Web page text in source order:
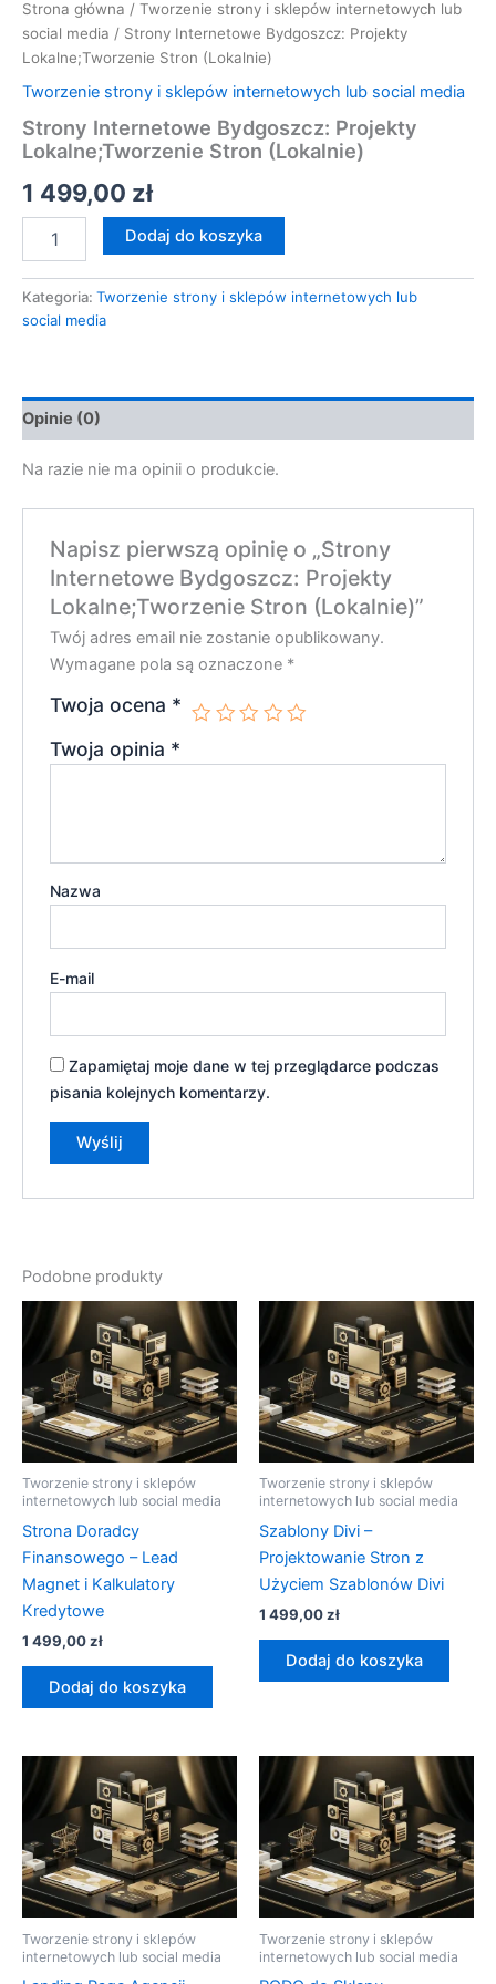
Strona główna / Tworzenie strony i sklepów internetowych lub
social media / Strony Internetowe Bydgoszcz: Projekty
Lokalne;Tworzenie Stron (Lokalnie)
Tworzenie strony i sklepów internetowych lub social media
Strony Internetowe Bydgoszcz: Projekty
Lokalne;Tworzenie Stron (Lokalnie)
1 499,00 zł
Dodaj do koszyka
Kategoria: Tworzenie strony i sklepów internetowych lub
social media
Opinie (0)
Na razie nie ma opinii o produkcie.
Napisz pierwszą opinię o „Strony
Internetowe Bydgoszcz: Projekty
Lokalne;Tworzenie Stron (Lokalnie)”
Twój adres email nie zostanie opublikowany.
Wymagane pola są oznaczone *
Twoja ocena *
Twoja opinia *
Nazwa
E-mail
Zapamiętaj moje dane w tej przeglądarce podczas
pisania kolejnych komentarzy.
Podobne produkty
Tworzenie strony i sklepów
internetowych lub social media
Strona Doradcy
Finansowego – Lead
Magnet i Kalkulatory
Kredytowe
1 499,00zł
Dodaj do koszyka
Tworzenie strony i sklepów
internetowych lub social media
Szablony Divi –
Projektowanie Stron z
Użyciem Szablonów Divi
1 499,00zł
Dodaj do koszyka
Tworzenie strony i sklepów
internetowych lub social media
Tworzenie strony i sklepów
internetowych lub social media